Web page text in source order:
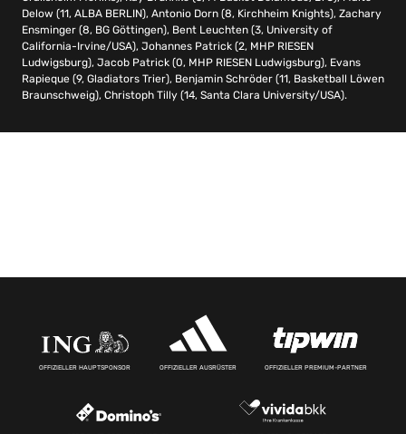
Delow (11, ALBA BERLIN), Antonio Dorn (8, Kirchheim Knights), Zachary
Ensminger (8, BG Göttingen), Bent Leuchten (3, University of
California-Irvine/USA), Johannes Patrick (2, MHP RIESEN
Ludwigsburg), Jacob Patrick (0, MHP RIESEN Ludwigsburg), Evans
Rapieque (9, Gladiators Trier), Benjamin Schröder (11, Basketball Löwen
Braunschweig), Christoph Tilly (14, Santa Clara University/USA).
OFFIZIELLER HAUPTSPONSOR OFFIZIELLER AUSRÜSTER OFFIZIELLER PREMIUM-PARTNER